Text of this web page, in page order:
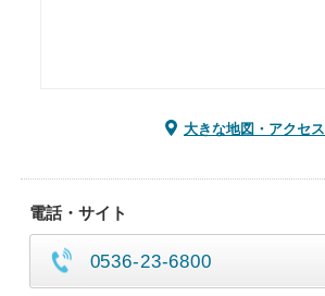
大きな地図・アクセス
電話・サイト
0536-23-6800